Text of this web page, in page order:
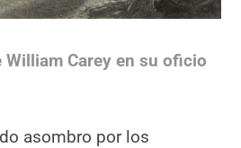
William Carey en su oficio
asombro por los